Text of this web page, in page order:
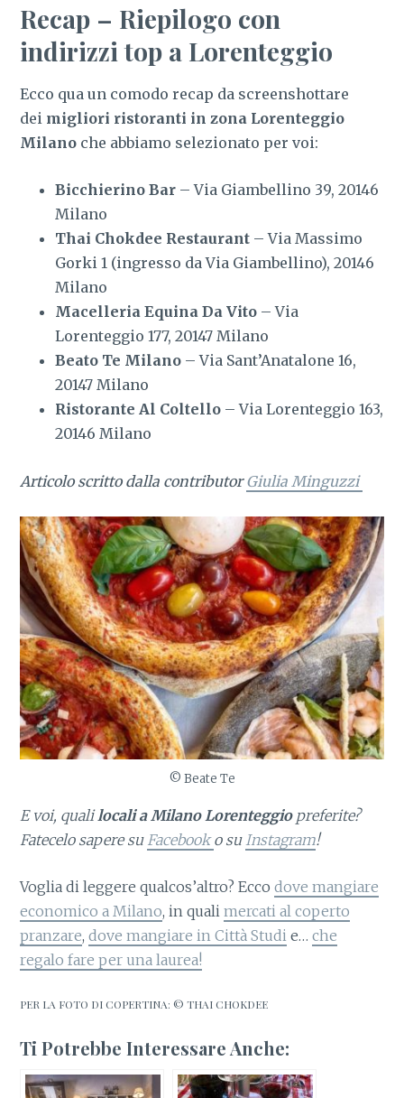
Recap – Riepilogo con
indirizzi top a Lorenteggio
Ecco qua un comodo recap da screenshottare
dei migliori ristoranti in zona Lorenteggio
Milano che abbiamo selezionato per voi:
Bicchierino Bar– Via Giambellino 39, 20146
Milano
Thai Chokdee Restaurant– Via Massimo
Gorki 1 (ingresso da Via Giambellino), 20146
Milano
Macelleria Equina Da Vito– Via
Lorenteggio 177, 20147 Milano
Beato Te Milano– Via Sant’Anatalone 16,
20147 Milano
Ristorante Al Coltello– Via Lorenteggio 163,
20146 Milano
Articolo scritto dalla contributorGiulia Minguzzi
© Beate Te
E voi, qualilocali a Milano Lorenteggio preferite?
Fatecelo sapere su Facebooko su Instagram!
Voglia di leggere qualcos’altro? Eccodove mangiare
economico a Milano, in qualimercati al coperto
pranzare,dove mangiare in Città Studi e…che
regalo fare per una laurea!
PER LA FOTO DI COPERTINA: © THAI CHOKDEE
Ti Potrebbe Interessare Anche: